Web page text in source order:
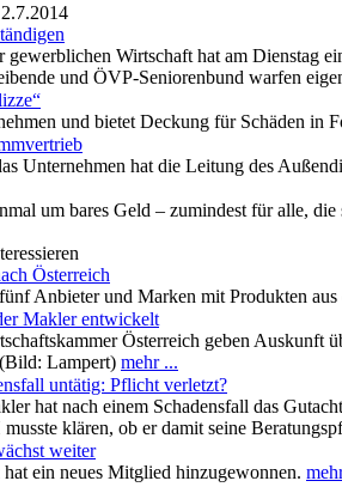
gewerblichen Wirtschaft hat am Dienstag
und ÖVP-Seniorenbund warfen
und bietet Deckung für Schäden in
Unternehmen hat die Leitung des
um bares Geld – zumindest für alle,
Österreich
Anbieter und Marken mit Produkten aus
Makler entwickelt
Österreich geben Auskunft
Lampert) mehr ...
untätig: Pflicht verletzt?
hat nach einem Schadensfall das
klären, ob er damit seine
weiter
ein neues Mitglied hinzugewonnen.